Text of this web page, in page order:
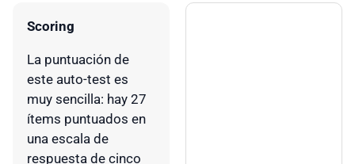
Scoring
La puntuación de
este auto-test es
muy sencilla: hay 27
ítems puntuados en
una escala de
respuesta de cinco